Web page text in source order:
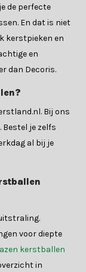
de perfecte
En dat is niet
kerstpieken en
en
dan Decoris.
Bij ons
je zelfs
al bij je
voor diepte
kerstballen
in